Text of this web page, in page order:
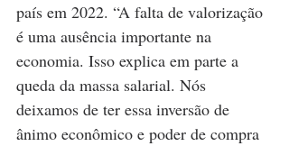
país em 2022. “A falta de valorização
é uma ausência importante na
economia. Isso explica em parte a
queda da massa salarial. Nós
deixamos de ter essa inversão de
ânimo econômico e poder de compra